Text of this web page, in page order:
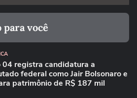
para você
04 registra candidatura a
federal como Jair Bolsonaro e
patrimônio de R$ 187 mil